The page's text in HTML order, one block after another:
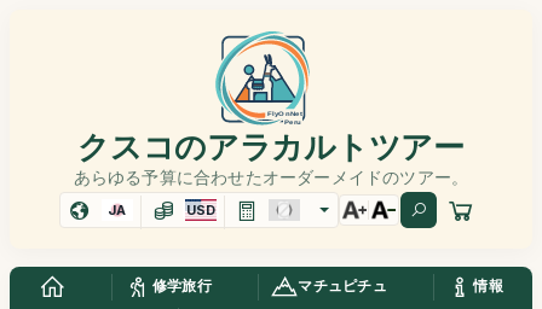
クスコのアラカルトツアー
あらゆる予算に合わせたオーダーメイドのツアー。
JA USD
修学旅行 マチュピチュ
情報